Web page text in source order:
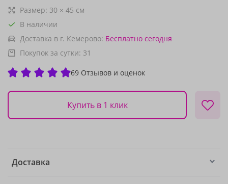
Размер: 30 × 45 см
В наличии
Доставка в г. Кемерово: Бесплатно сегодня
Покупок за сутки: 31
69 Отзывов и оценок
Купить в 1 клик
Доставка